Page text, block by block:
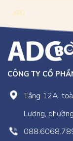
CÔNG TY CỔ
Tầng 12A,
Lương,